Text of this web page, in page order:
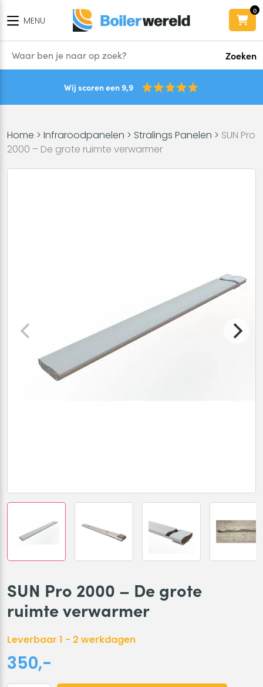
MENU
0
Zoeken
Wij scoren een 9,9
Home > Infraroodpanelen > Stralings Panelen > SUN Pro
2000 – De grote ruimte verwarmer
SUN Pro 2000 – De grote
ruimte verwarmer
Leverbaar 1 - 2 werkdagen
350,-